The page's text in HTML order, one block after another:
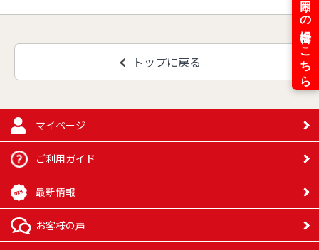
トップに戻る
マイページ
ご利用ガイド
最新情報
お客様の声